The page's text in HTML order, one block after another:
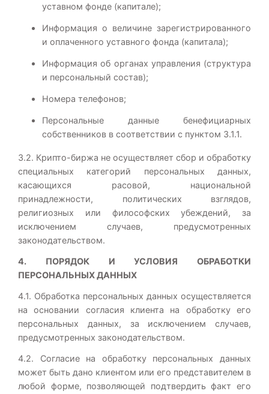
уставном фонде (капитале);
Информация о величине зарегистрированного
и оплаченного уставного фонда (капитала);
Информация об органах управления (структура
и персональный состав);
Номера телефонов;
Персональные данные бенефициарных
собственников в соответствии с пунктом 3.1.1.
3.2. Крипто-биржа не осуществляет сбор и обработку
специальных категорий персональных данных,
касающихся расовой, национальной
принадлежности, политических взглядов,
религиозных или философских убеждений, за
исключением случаев, предусмотренных
законодательством.
4. ПОРЯДОК И УСЛОВИЯ ОБРАБОТКИ
ПЕРСОНАЛЬНЫХ ДАННЫХ
4.1. Обработка персональных данных осуществляется
на основании согласия клиента на обработку его
персональных данных, за исключением случаев,
предусмотренных законодательством.
4.2. Согласие на обработку персональных данных
может быть дано клиентом или его представителем в
любой форме, позволяющей подтвердить факт его